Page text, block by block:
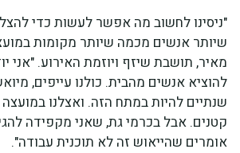
"ניסינו לחשוב מה אפשר לעשות כדי
שיותר אנשים מכמה שיותר מקומות
מאיר, תושבת שיזף ויוזמת האירוע.
להוציא אנשים מהבית. כולנו עייפים,
שנתיים להיות במתח הזה. ואצלנו
קטנים. אבל בכרמי גת, שאני מקפידה
אומרים שהייאוש זה לא תוכנית עבודה".